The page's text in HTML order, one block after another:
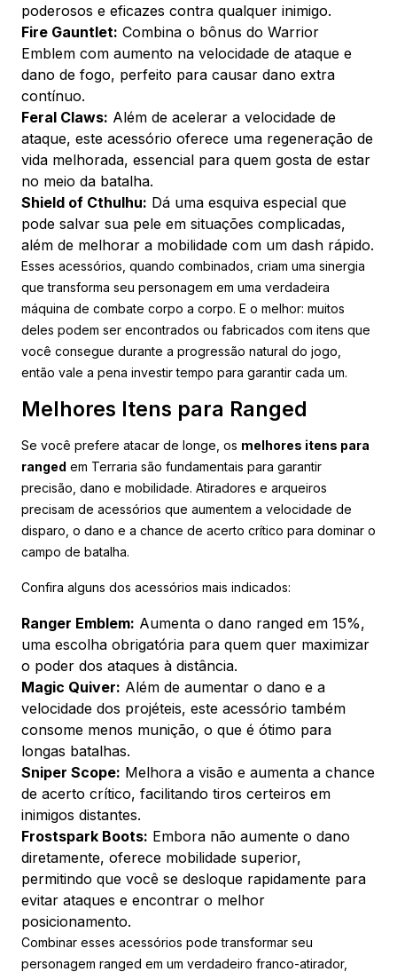
poderosos e eficazes contra qualquer inimigo.
Fire Gauntlet: Combina o bônus do Warrior
Emblem com aumento na velocidade de ataque e
dano de fogo, perfeito para causar dano extra
contínuo.
Feral Claws: Além de acelerar a velocidade de
ataque, este acessório oferece uma regeneração de
vida melhorada, essencial para quem gosta de estar
no meio da batalha.
Shield of Cthulhu: Dá uma esquiva especial que
pode salvar sua pele em situações complicadas,
além de melhorar a mobilidade com um dash rápido.
Esses acessórios, quando combinados, criam uma sinergia
que transforma seu personagem em uma verdadeira
máquina de combate corpo a corpo. E o melhor: muitos
deles podem ser encontrados ou fabricados com itens que
você consegue durante a progressão natural do jogo,
então vale a pena investir tempo para garantir cada um.
Melhores Itens para Ranged
Se você prefere atacar de longe, os melhores itens para
ranged em Terraria são fundamentais para garantir
precisão, dano e mobilidade. Atiradores e arqueiros
precisam de acessórios que aumentem a velocidade de
disparo, o dano e a chance de acerto crítico para dominar o
campo de batalha.
Confira alguns dos acessórios mais indicados:
Ranger Emblem: Aumenta o dano ranged em 15%,
uma escolha obrigatória para quem quer maximizar
o poder dos ataques à distância.
Magic Quiver: Além de aumentar o dano e a
velocidade dos projéteis, este acessório também
consome menos munição, o que é ótimo para
longas batalhas.
Sniper Scope: Melhora a visão e aumenta a chance
de acerto crítico, facilitando tiros certeiros em
inimigos distantes.
Frostspark Boots: Embora não aumente o dano
diretamente, oferece mobilidade superior,
permitindo que você se desloque rapidamente para
evitar ataques e encontrar o melhor
posicionamento.
Combinar esses acessórios pode transformar seu
personagem ranged em um verdadeiro franco-atirador,